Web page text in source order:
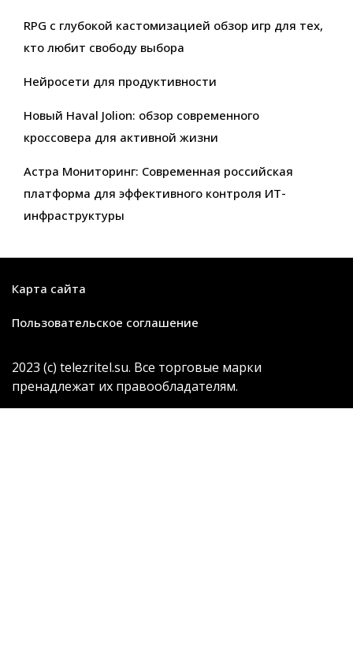
RPG с глубокой кастомизацией обзор игр для тех,
кто любит свободу выбора
Нейросети для продуктивности
Новый Haval Jolion: обзор современного
кроссовера для активной жизни
Астра Мониторинг: Современная российская
платформа для эффективного контроля ИТ-
инфраструктуры
Карта сайта
Пользовательское соглашение
2023 (с) telezritel.su. Все торговые марки
пренадлежат их правообладателям.